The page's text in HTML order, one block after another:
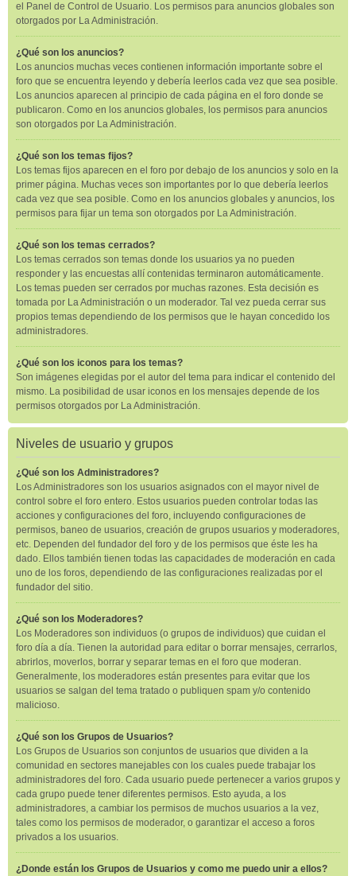
el Panel de Control de Usuario. Los permisos para anuncios globales son
otorgados por La Administración.
¿Qué son los anuncios?
Los anuncios muchas veces contienen información importante sobre el
foro que se encuentra leyendo y debería leerlos cada vez que sea posible.
Los anuncios aparecen al principio de cada página en el foro donde se
publicaron. Como en los anuncios globales, los permisos para anuncios
son otorgados por La Administración.
¿Qué son los temas fijos?
Los temas fijos aparecen en el foro por debajo de los anuncios y solo en la
primer página. Muchas veces son importantes por lo que debería leerlos
cada vez que sea posible. Como en los anuncios globales y anuncios, los
permisos para fijar un tema son otorgados por La Administración.
¿Qué son los temas cerrados?
Los temas cerrados son temas donde los usuarios ya no pueden
responder y las encuestas allí contenidas terminaron automáticamente.
Los temas pueden ser cerrados por muchas razones. Esta decisión es
tomada por La Administración o un moderador. Tal vez pueda cerrar sus
propios temas dependiendo de los permisos que le hayan concedido los
administradores.
¿Qué son los iconos para los temas?
Son imágenes elegidas por el autor del tema para indicar el contenido del
mismo. La posibilidad de usar iconos en los mensajes depende de los
permisos otorgados por La Administración.
Niveles de usuario y grupos
¿Qué son los Administradores?
Los Administradores son los usuarios asignados con el mayor nivel de
control sobre el foro entero. Estos usuarios pueden controlar todas las
acciones y configuraciones del foro, incluyendo configuraciones de
permisos, baneo de usuarios, creación de grupos usuarios y moderadores,
etc. Dependen del fundador del foro y de los permisos que éste les ha
dado. Ellos también tienen todas las capacidades de moderación en cada
uno de los foros, dependiendo de las configuraciones realizadas por el
fundador del sitio.
¿Qué son los Moderadores?
Los Moderadores son individuos (o grupos de individuos) que cuidan el
foro día a día. Tienen la autoridad para editar o borrar mensajes, cerrarlos,
abrirlos, moverlos, borrar y separar temas en el foro que moderan.
Generalmente, los moderadores están presentes para evitar que los
usuarios se salgan del tema tratado o publiquen spam y/o contenido
malicioso.
¿Qué son los Grupos de Usuarios?
Los Grupos de Usuarios son conjuntos de usuarios que dividen a la
comunidad en sectores manejables con los cuales puede trabajar los
administradores del foro. Cada usuario puede pertenecer a varios grupos y
cada grupo puede tener diferentes permisos. Esto ayuda, a los
administradores, a cambiar los permisos de muchos usuarios a la vez,
tales como los permisos de moderador, o garantizar el acceso a foros
privados a los usuarios.
¿Donde están los Grupos de Usuarios y como me puedo unir a ellos?